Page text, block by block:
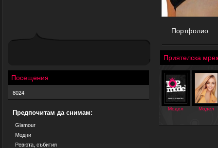
Посещения
8024
Предпочитам да снимам:
Glamour
Модни
Ревюта, събития
Портфолио
Приятелска
Модел Модел